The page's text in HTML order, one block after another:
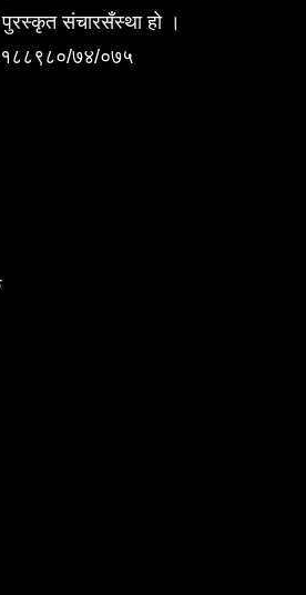
पुरस्कृत संचारसँस्था हो ।
१८८९८०/७४/०७५